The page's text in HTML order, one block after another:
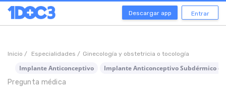
Descargar app Entrar
Inicio / Especialidades / Ginecología y obstetricia o tocología
Implante Anticonceptivo
Implante Anticonceptivo Subdérmico
Pregunta médica